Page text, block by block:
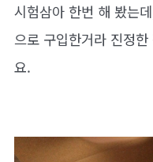
시험삼아 한번 해 봤는
으로 구입한거라 진정
요.